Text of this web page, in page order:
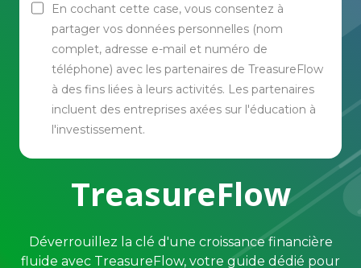
TreasureFlow
Déverrouillez la clé d'une croissance financière
fluide avec TreasureFlow, votre guide dédié pour
En cochant cette case, vous consentez à
partager vos données personnelles (nom
complet, adresse e-mail et numéro de
téléphone) avec les partenaires de TreasureFlow
à des fins liées à leurs activités. Les partenaires
incluent des entreprises axées sur l'éducation à
l'investissement.